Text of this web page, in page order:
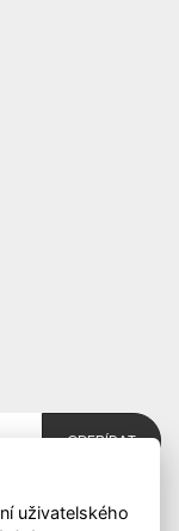
ODEBÍRAT
uživatelského